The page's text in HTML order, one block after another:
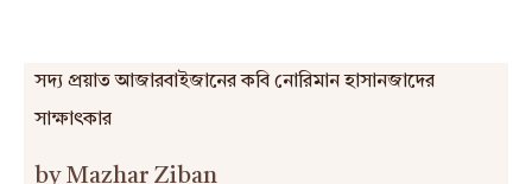
সদ্য প্রয়াত আজারবাইজানের কবি নোরিমান হাসানজাদের
সাক্ষাৎকার
by Mazhar Ziban